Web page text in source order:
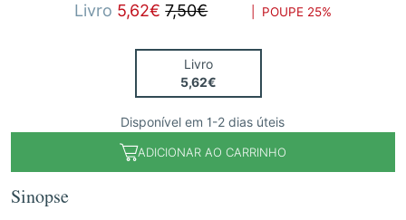
Livro 5,62€ 7,50€ | POUPE 25%
Livro
5,62€
Disponível em 1-2 dias úteis
ADICIONAR AO CARRINHO
Sinopse